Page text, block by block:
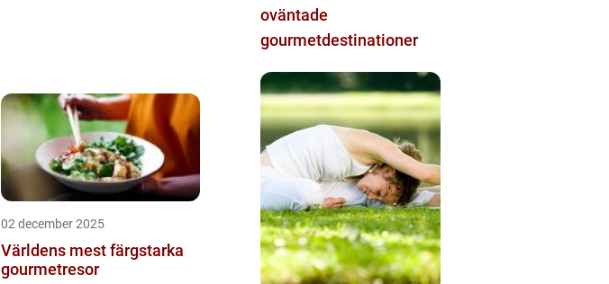
02 december 2025
Världens mest färgstarka
gourmetresor
oväntade
gourmetdestinationer